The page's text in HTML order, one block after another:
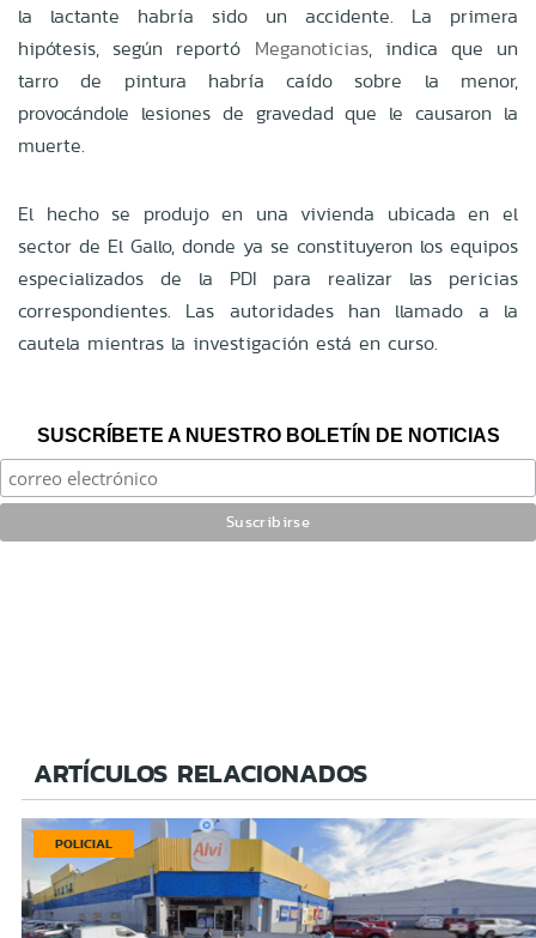
la lactante habría sido un accidente. La primera
hipótesis, según reportó Meganoticias, indica que un
tarro de pintura habría caído sobre la menor,
provocándole lesiones de gravedad que le causaron la
muerte.
El hecho se produjo en una vivienda ubicada en el
sector de El Gallo, donde ya se constituyeron los equipos
especializados de la PDI para realizar las pericias
correspondientes. Las autoridades han llamado a la
cautela mientras la investigación está en curso.
SUSCRÍBETE A NUESTRO BOLETÍN DE NOTICIAS
ARTÍCULOS RELACIONADOS
POLICIAL